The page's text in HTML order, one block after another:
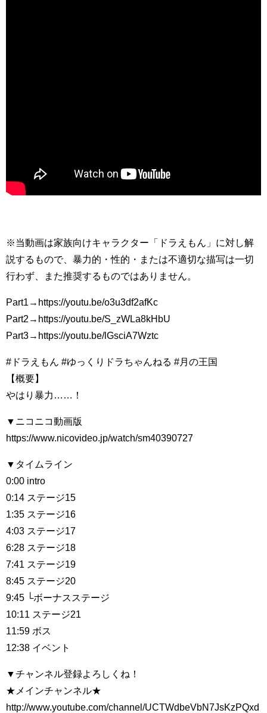
※当動画は家族向けキャラクター「ドラえもん」に対し解
説するもので、暴力的・性的・または不適切な描写は一切
行わず、また推奨するものではありません。
Part1→https://youtu.be/o3u3df2afKc
Part2→https://youtu.be/S_zWLa8kHbU
Part3→https://youtu.be/lGsciA7Wztc
#ドラえもん #ゆっくりドラちゃんねる #月の王国
【概要】
やはり暴力……！
▼ニコニコ動画版
https://www.nicovideo.jp/watch/sm40390727
▼タイムライン
0:00 intro
0:14 ステージ15
1:35 ステージ16
4:03 ステージ17
6:28 ステージ18
7:41 ステージ19
8:45 ステージ20
9:45 └ボーナスステージ
10:11 ステージ21
11:59 ボス
12:38 イベント
▼チャンネル登録よろしくね！
★メインチャンネル★
http://www.youtube.com/channel/UCTWdbeVbN7JsKzPQxd